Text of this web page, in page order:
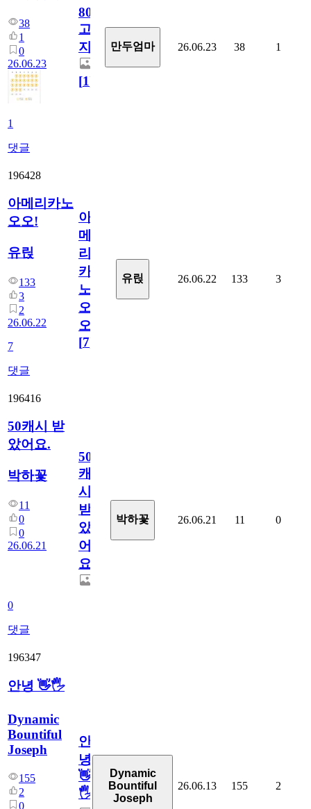
38
1
0
26.06.23
1
댓글
800
고
지.
[1]
만두엄마 26.06.23 38 1
196428
아메리카노
오오!
유릱
133
3
2
26.06.22
7
댓글
아
메
리
카
노
오
오!
[7]
유릱 26.06.22 133 3
196416
50캐시 받
았어요.
박하꽃
11
0
0
26.06.21
0
댓글
50
캐
시
받
았
어
요.
박하꽃 26.06.21 11 0
196347
안녕 👋🖐
Dynamic
Bountiful
Joseph
155
2
0
안
녕
👋
🖐
Dynamic
Bountiful
Joseph
26.06.13 155 2